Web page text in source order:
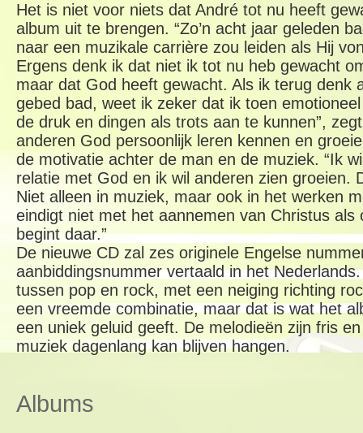
Het is niet voor niets dat André tot nu heeft
album uit te brengen. “Zo’n acht jaar geleden
naar een muzikale carrière zou leiden als Hij
Ergens denk ik dat niet ik tot nu heb gewacht
maar dat God heeft gewacht. Als ik terug denk
gebed bad, weet ik zeker dat ik toen
de druk en dingen als trots aan te kunnen”,
anderen God persoonlijk leren kennen en
de motivatie achter de man en de muziek. “Ik
relatie met God en ik wil anderen zien groeien.
Niet alleen in muziek, maar ook in het werken
eindigt niet met het aannemen van Christus als
begint daar.”
De nieuwe CD zal zes originele Engelse
aanbiddingsnummer vertaald in het
tussen pop en rock, met een neiging richting
een vreemde combinatie, maar dat is wat het
een uniek geluid geeft. De melodieën zijn fris
muziek dagenlang kan blijven hangen.
Albums